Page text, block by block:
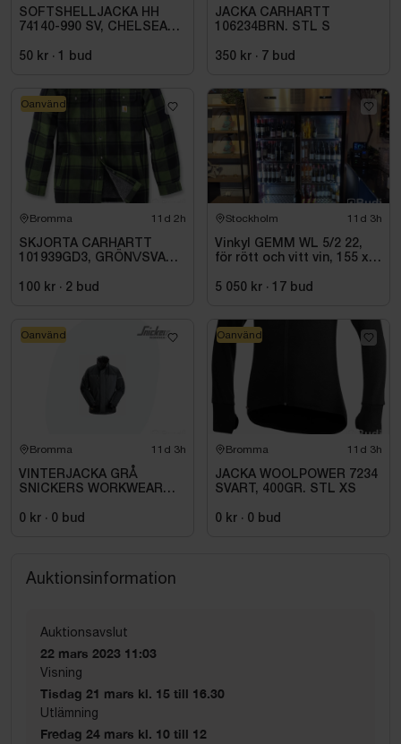
SOFTSHELLJACKA HH
74140-990 SV, CHELSEA
50 kr · 1 bud
JACKA CARHARTT
106234BRN. STL S
350 kr · 7 bud
Bromma 11d 2h
SKJORTA CARHARTT
101939GD3, GRÖN\/SVART
100 kr · 2 bud
Oanvänd
Stockholm 11d 3h
Vinkyl GEMM WL 5/2 22,
för rött och vitt vin, 155 x
5 050 kr · 17 bud
Bromma 11d 3h
VINTERJACKA GRÅ
SNICKERS WORKWEAR
004 (S)
0 kr · 0 bud
Oanvänd
Bromma 11d 3h
JACKA WOOLPOWER 7234
SVART, 400GR. STL XS
0 kr · 0 bud
Oanvänd
Auktionsinformation
Auktionsavslut
22 mars 2023 11:03
Visning
Tisdag 21 mars kl. 15 till 16.30
Utlämning
Fredag 24 mars kl. 10 till 12